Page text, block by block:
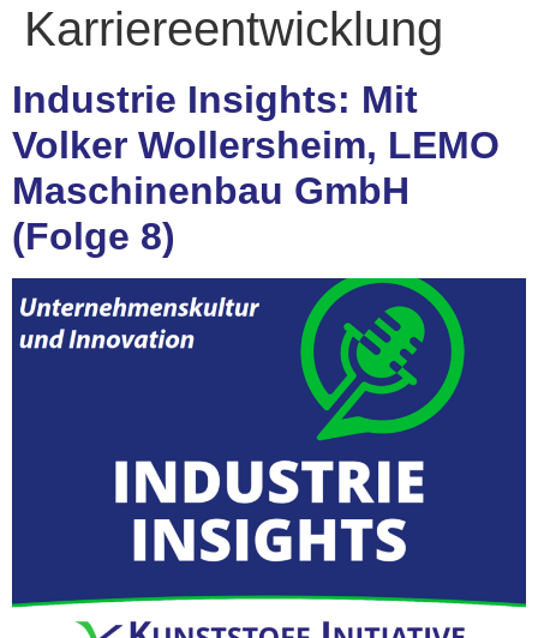
Karriereentwicklung
Industrie Insights: Mit
Volker Wollersheim, LEMO
Maschinenbau GmbH
(Folge 8)